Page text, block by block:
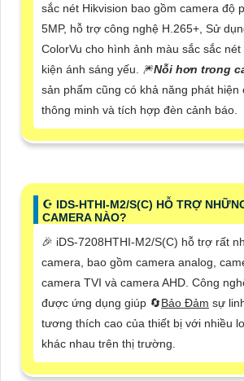
sắc nét Hikvision bao gồm camera độ
5MP, hỗ trợ công nghệ H.265+, Sử
ColorVu cho hình ảnh màu sắc sắc nét
kiện ánh sáng yếu. 🎆Nỗi hơn trong
sản phẩm cũng có khả năng phát hiện
thông minh và tích hợp đèn cảnh báo.
☪ IDS-HTHI-M2/S(C) HỖ TRỢ
CAMERA NÀO?
️🎉 iDS-7208HTHI-M2/S(C) hỗ trợ rất
camera, bao gồm camera analog,
camera TVI và camera AHD. Công
được ứng dụng giúp 🔄Bảo Đảm sự
tương thích cao của thiết bị với nhiều
khác nhau trên thị trường.